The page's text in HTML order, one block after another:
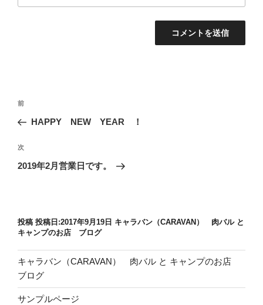
投
ナ
ビ
ゲ
ン
前
の
稿
前
HAPPY NEW YEAR ！
次
の
次
2019年2月営業日です。
投稿 投稿日:2017年9月19日 キャラバン（CARAVAN） 肉バル と
キャンプのお店 ブログ
キャラバン（CARAVAN） 肉バル と キャンプのお店
ブログ
サンプルページ